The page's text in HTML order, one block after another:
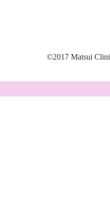
©2017 Matsui